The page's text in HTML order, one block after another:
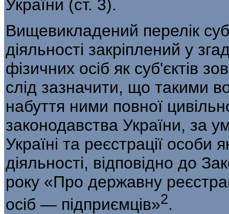
Укра­їни (ст. 3).
Вищевикладений перелік
діяль­ності закріплений у
фізичних осіб як суб'єктів
слід зазначити, що такими
набуття ними повної
законодавства України, за
Україні та реєстрації особи
діяльності, відповідно до
року «Про державну
осіб — підприємців»2.